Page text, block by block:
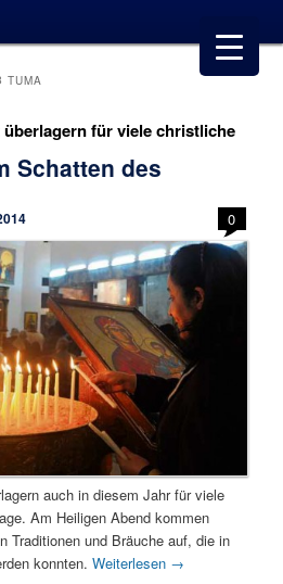
TUMA
für viele christliche
Schatten des
0
auch in diesem Jahr für viele
Am Heiligen Abend kommen
Traditionen und Bräuche auf, die in
konnten.Weiterlesen →